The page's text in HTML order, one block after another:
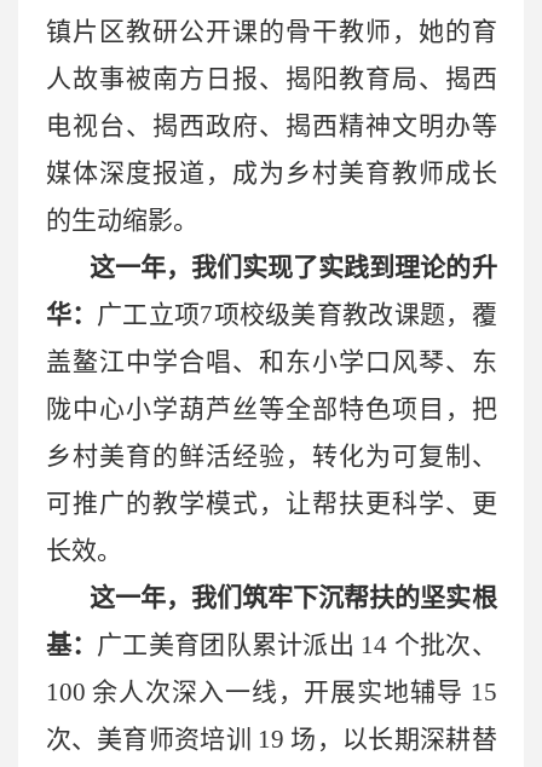
镇片区教研公开课的骨干教师，她的育
人故事被南方日报、揭阳教育局、揭西
电视台、揭西政府、揭西精神文明办等
媒体深度报道，成为乡村美育教师成长
的生动缩影。
这一年，我们实现了实践到理论的升
华： 广工立项7项校级美育教改课题，覆
盖鳌江中学合唱、和东小学口风琴、东
陇中心小学葫芦丝等全部特色项目，把
乡村美育的鲜活经验，转化为可复制、
可推广的教学模式，让帮扶更科学、更
长效。
这一年，我们筑牢下沉帮扶的坚实根
基： 广工美育团队累计派出 14 个批次、
100 余人次深入一线，开展实地辅导 15
次、美育师资培训 19 场，以长期深耕替